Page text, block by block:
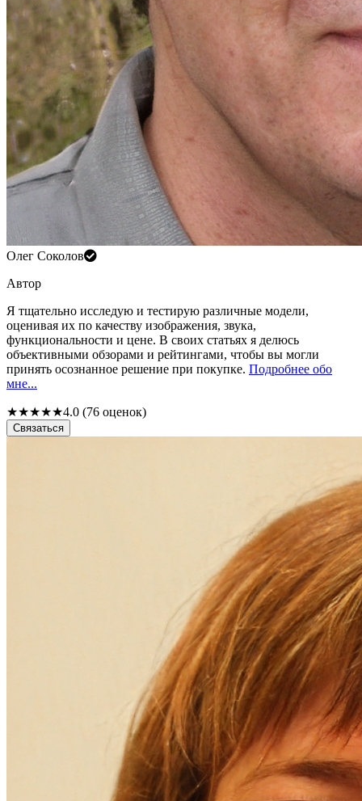
Олег Соколов
Автор
Я тщательно исследую и тестирую различные модели,
оценивая их по качеству изображения, звука,
функциональности и цене. В своих статьях я делюсь
объективными обзорами и рейтингами, чтобы вы могли
принять осознанное решение при покупке. Подробнее обо
мне...
★★★★★4.0 (76 оценок)
Связаться